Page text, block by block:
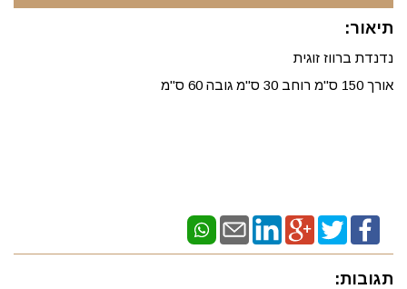
תיאור:
נדנדת ברווז זוגית
אורך 150 ס"מ רוחב 30 ס"מ גובה 60 ס"מ
תגובות: